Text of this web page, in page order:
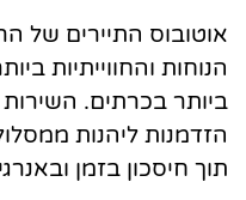
אוטובוס התיירים של
הנוחות והחווייתיות
ביותר בכרתים.
הזדמנות ליהנות
תוך חיסכון בזמן